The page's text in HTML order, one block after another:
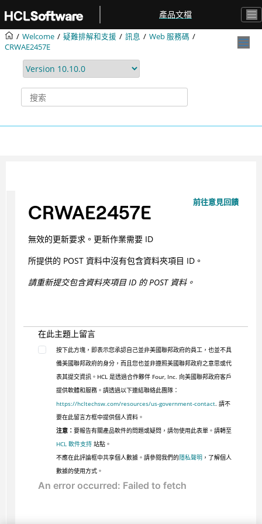
產品文檔
Welcome 疑難排解和支援 訊息
Web 服務碼
CRWAE2457E
前往意見回饋
CRWAE2457E
無效的更新要求。更新作業需要 ID
所提供的 POST 資料中沒有包含資料夾項目 ID。
請重新提交包含資料夾項目 ID 的 POST 資料。
在此主題上留言
按下此方塊，即表示您承認自己並非美國聯邦政府的員工，也並不具
備美國聯邦政府的身分，而且您也並非遵照美國聯邦政府之意思或代
表其提交資訊。HCL 是透過合作夥伴 Four, Inc. 向美國聯邦政府客戶
提供軟體和服務。請透過以下連結聯絡此團隊：
https://hcltechsw.com/resources/us-government-contact. 請不
要在此留言方框中提供個人資料。
注意： 要報告有關產品軟件的問題或疑問，請勿使用此表單。請轉至
HCL 軟件支持站點。
不應在此評論框中共享個人數據。請參閱我們的隱私聲明 ，了解個人
數據的使用方式。